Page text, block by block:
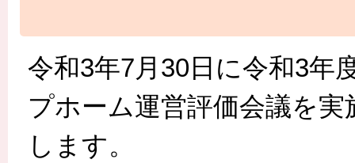
令和3年7月30日に令和3年
プホーム運営評価会議を
します。